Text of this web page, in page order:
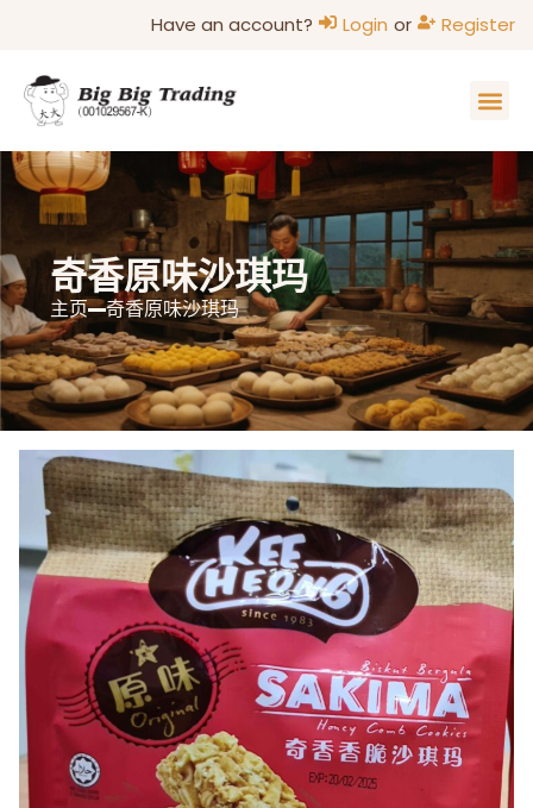
Have an account? Login or Register
奇香原味沙琪玛
主页 奇香原味沙琪玛